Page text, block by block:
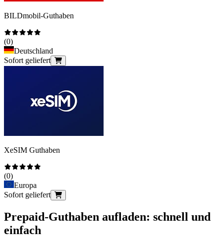
BILDmobil-Guthaben
(0)
Deutschland
Sofort geliefert
XeSIM Guthaben
(0)
Europa
Sofort geliefert
Prepaid-Guthaben aufladen: schnell und
einfach